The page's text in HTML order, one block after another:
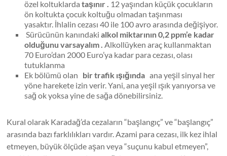
özel koltuklardataşınır . 12 yaşından küçük çocukların
ön koltukta çocuk koltuğu olmadan taşınması
yasaktır. İhlalin cezası 40 ile 100 avro arasında değişiyor.
Sürücünün kanındakialkol miktarının 0,2 ppm’e kadar
olduğunu varsayalım .Alkollüyken araç kullanmaktan
70 Euro’dan 2000 Euro’ya kadar para cezası, olası
tutuklanma
Ek bölümü olan bir trafik ışığında ana yeşil sinyal her
yöne harekete izin verir. Yani, ana yeşil ışık yanıyorsa ve
sağ ok yoksa yine de sağa dönebilirsiniz.
Kural olarak Karadağ’da cezaların “başlangıç” ve “başlangıç”
arasında bazı farklılıkları vardır. Azami para cezası, ilk kez ihlal
etmeyen, büyük ölçüde aşan veya “suçunu kabul etmeyen”,